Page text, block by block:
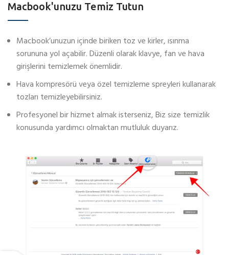
Macbook'unuzu Temiz Tutun
Macbook’unuzun içinde biriken toz ve kirler, ısınma
sorununa yol açabilir. Düzenli olarak klavye, fan ve hava
girişlerini temizlemek önemlidir.
Hava kompresörü veya özel temizleme spreyleri kullanarak
tozları temizleyebilirsiniz.
Profesyonel bir hizmet almak isterseniz, Biz size temizlik
konusunda yardımcı olmaktan mutluluk duyarız.